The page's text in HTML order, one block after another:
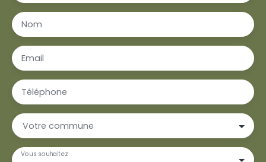
Nom
Email
Téléphone
Votre commune
Vous souhaitez